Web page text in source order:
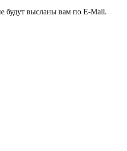
будут высланы вам по E-Mail.